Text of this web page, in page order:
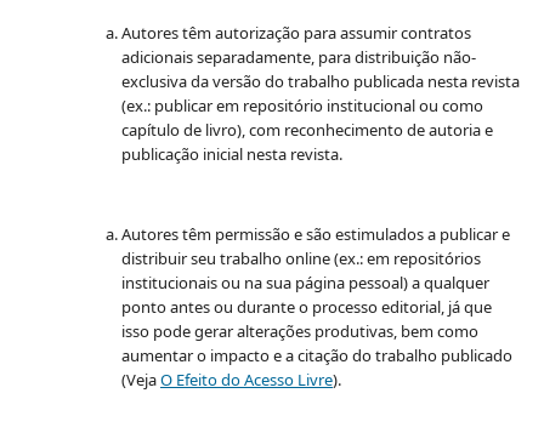
Autores têm autorização para assumir contratos
adicionais separadamente, para distribuição não-
exclusiva da versão do trabalho publicada nesta revista
(ex.: publicar em repositório institucional ou como
capítulo de livro), com reconhecimento de autoria e
publicação inicial nesta revista.
Autores têm permissão e são estimulados a publicar e
distribuir seu trabalho online (ex.: em repositórios
institucionais ou na sua página pessoal) a qualquer
ponto antes ou durante o processo editorial, já que
isso pode gerar alterações produtivas, bem como
aumentar o impacto e a citação do trabalho publicado
(VejaO Efeito do Acesso Livre).